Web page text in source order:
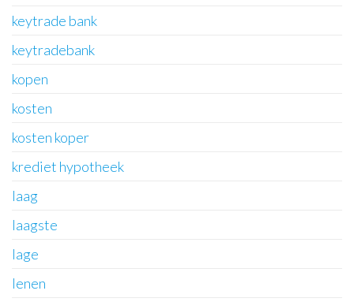
keytrade bank
keytradebank
kopen
kosten
kosten koper
krediet hypotheek
laag
laagste
lage
lenen